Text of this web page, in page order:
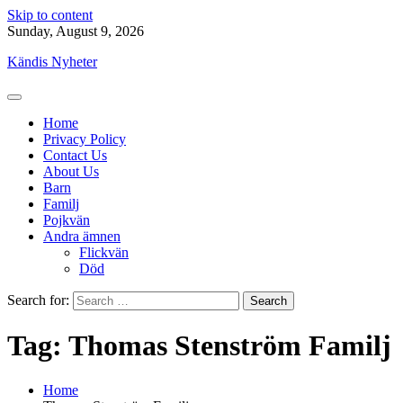
Skip to content
Sunday, August 9, 2026
Kändis Nyheter
Home
Privacy Policy
Contact Us
About Us
Barn
Familj
Pojkvän
Andra ämnen
Flickvän
Död
Search for:
Tag: Thomas Stenström Familj
Home